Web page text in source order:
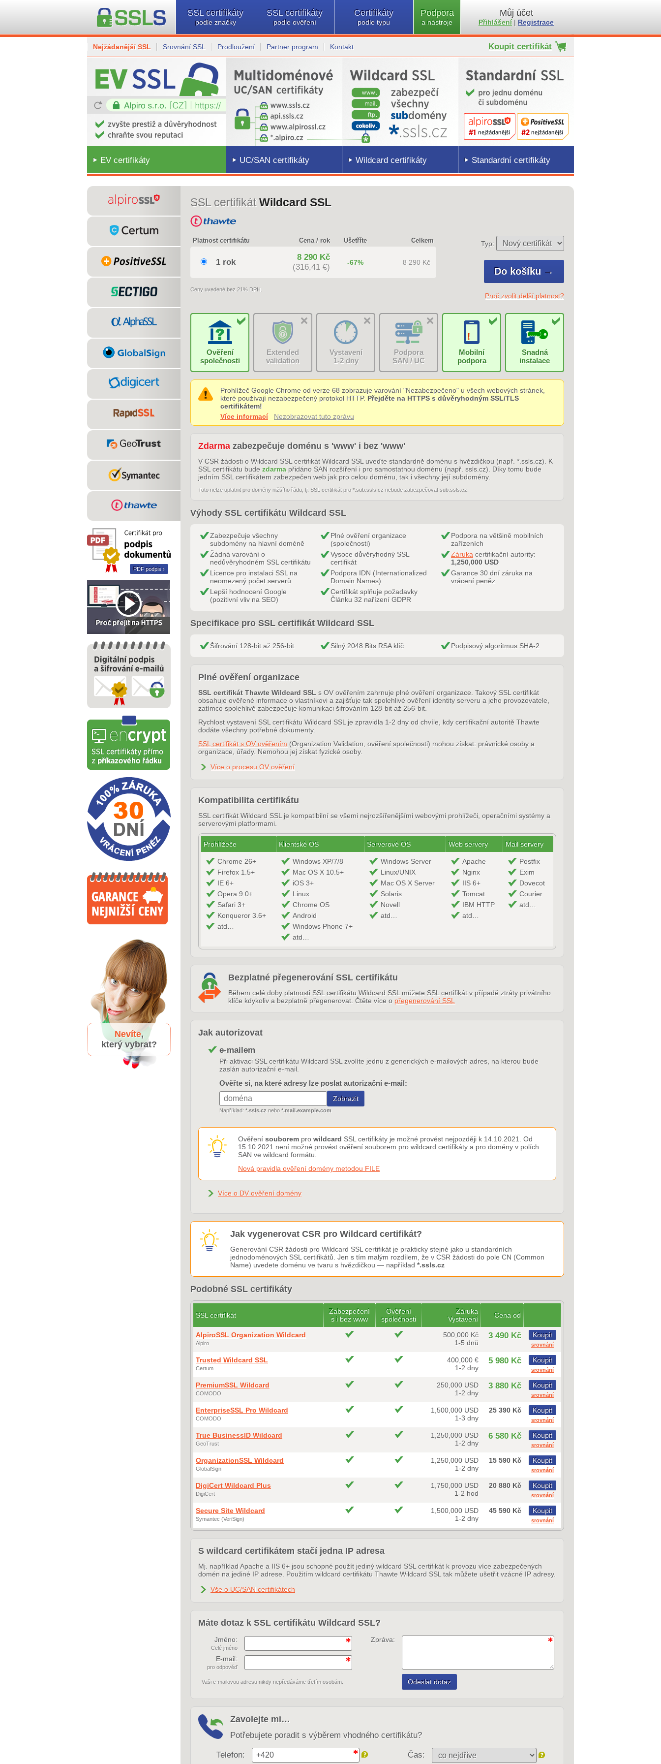
SSL certifikáty
podle značky
SSL certifikáty
podle ověření
Certifikáty
podle typu
Podpora
a nástroje
Můj účet
Přihlášení| Registrace
Nejžádanější SSL Srovnání SSL Prodloužení Partner program Kontakt Koupit certifikát
EV certifikáty UC/SAN certifikáty Wildcard certifikáty Standardní certifikáty
PDF podpis ›
Nevíte,
který vybrat?
SSL certifikátWildcard SSL
Platnost certifikátu Cena / rok Ušetříte Celkem
1 rok
8 290 Kč
(316,41 €)
-67% 8 290 Kč
Ceny uvedené bez 21% DPH.
Typ:
Proč zvolit delší platnost?
Ověření
společnosti
Extended
validation
Vystavení
1-2 dny
Podpora
SAN / UC
Mobilní
podpora
Snadná
instalace
Prohlížeč Google Chrome od verze 68 zobrazuje varování "Nezabezpečeno" u všech webových stránek,
které používají nezabezpečený protokol HTTP. Přejděte na HTTPS s důvěryhodným SSL/TLS
certifikátem!
Více informací
Nezobrazovat tuto zprávu
Zdarma zabezpečuje doménu s 'www' i bez 'www'
V CSR žádosti o Wildcard SSL certifikát Wildcard SSL uveďte standardně doménu s hvězdičkou (např. *.ssls.cz). K
SSL certifikátu bude zdarma přidáno SAN rozšíření i pro samostatnou doménu (např. ssls.cz). Díky tomu bude
jedním SSL certifikátem zabezpečen web jak pro celou doménu, tak i všechny její subdomény.
Toto nelze uplatnit pro domény nižšího řádu, tj. SSL certifikát pro *.sub.ssls.cz nebude zabezpečovat sub.ssls.cz.
Výhody SSL certifikátu Wildcard SSL
Zabezpečuje všechny
subdomény na hlavní doméně
Plné ověření organizace
(společnosti)
Podpora na většině mobilních
zařízeních
Žádná varování o
nedůvěryhodném SSL certifikátu
Vysoce důvěryhodný SSL
certifikát
Záruka certifikační autority:
1,250,000 USD
Licence pro instalaci SSL na
neomezený počet serverů
Podpora IDN (Internationalized
Domain Names)
Garance 30 dní záruka na
vrácení peněz
Lepší hodnocení Google
(pozitivní vliv na SEO)
Certifikát splňuje požadavky
Článku 32 nařízení GDPR
Specifikace pro SSL certifikát Wildcard SSL
Šifrování 128-bit až 256-bit Silný 2048 Bits RSA klíč Podpisový algoritmus SHA-2
Plné ověření organizace
SSL certifikát Thawte Wildcard SSL s OV ověřením zahrnuje plné ověření organizace. Takový SSL certifikát
obsahuje ověřené informace o vlastníkovi a zajišťuje tak spolehlivé ověření identity serveru a jeho provozovatele,
zatímco spolehlivě zabezpečuje komunikaci šifrováním 128-bit až 256-bit.
Rychlost vystavení SSL certifikátu Wildcard SSL je zpravidla 1-2 dny od chvíle, kdy certifikační autoritě Thawte
dodáte všechny potřebné dokumenty.
SSL certifikát s OV ověřením (Organization Validation, ověření společnosti) mohou získat: právnické osoby a
organizace, úřady. Nemohou jej získat fyzické osoby.
Více o procesu OV ověření
Kompatibilita certifikátu
SSL certifikát Wildcard SSL je kompatibilní se všemi nejrozšířenějšími webovými prohlížeči, operačními systémy a
serverovými platformami.
Prohlížeče Klientské OS Serverové OS Web servery Mail servery
Chrome 26+
Firefox 1.5+
IE 6+
Opera 9.0+
Safari 3+
Konqueror 3.6+
atd…
Windows XP/7/8
Mac OS X 10.5+
iOS 3+
Linux
Chrome OS
Android
Windows Phone 7+
atd…
Windows Server
Linux/UNIX
Mac OS X Server
Solaris
Novell
atd…
Apache
Nginx
IIS 6+
Tomcat
IBM HTTP
atd…
Postfix
Exim
Dovecot
Courier
atd…
Bezplatné přegenerování SSL certifikátu
Během celé doby platnosti SSL certifikátu Wildcard SSL můžete SSL certifikát v případě ztráty privátního
klíče kdykoliv a bezplatně přegenerovat. Čtěte více o přegenerování SSL
Jak autorizovat
e-mailem
Při aktivaci SSL certifikátu Wildcard SSL zvolíte jednu z generických e-mailových adres, na kterou bude
zaslán autorizační e-mail.
Ověřte si, na které adresy lze poslat autorizační e-mail:
Například: *.ssls.cz nebo *.mail.example.com
Ověření souborem pro wildcard SSL certifikáty je možné provést nejpozději k 14.10.2021. Od
15.10.2021 není možné provést ověření souborem pro wildcard certifikáty a pro domény v polích
SAN ve wildcard formátu.
Nová pravidla ověření domény metodou FILE
Více o DV ověření domény
Jak vygenerovat CSR pro Wildcard certifikát?
Generování CSR žádosti pro Wildcard SSL certifikát je prakticky stejné jako u standardních
jednodoménových SSL certifikátů. Jen s tím malým rozdílem, že v CSR žádosti do pole CN (Common
Name) uvedete doménu ve tvaru s hvězdičkou — například *.ssls.cz
Podobné SSL certifikáty
SSL certifikát
Zabezpečení
s i bez www
Ověření
společnosti
Záruka
Vystavení
Cena od
AlpiroSSL Organization Wildcard
Alpiro
500,000 Kč
1-5 dnů
3 490 Kč Koupit
srovnání
Trusted Wildcard SSL
Certum
400,000 €
1-2 dny
5 980 Kč Koupit
srovnání
PremiumSSL Wildcard
COMODO
250,000 USD
1-2 dny
3 880 Kč Koupit
srovnání
EnterpriseSSL Pro Wildcard
COMODO
1,500,000 USD
1-3 dny
25 390 Kč Koupit
srovnání
True BusinessID Wildcard
GeoTrust
1,250,000 USD
1-2 dny
6 580 Kč Koupit
srovnání
OrganizationSSL Wildcard
GlobalSign
1,250,000 USD
1-2 dny
15 590 Kč Koupit
srovnání
DigiCert Wildcard Plus
DigiCert
1,750,000 USD
1-2 hod
20 880 Kč Koupit
srovnání
Secure Site Wildcard
Symantec (VeriSign)
1,500,000 USD
1-2 dny
45 590 Kč Koupit
srovnání
S wildcard certifikátem stačí jedna IP adresa
Mj. například Apache a IIS 6+ jsou schopné použít jediný wildcard SSL certifikát k provozu více zabezpečených
domén na jediné IP adrese. Použitím wildcard certifikátu Thawte Wildcard SSL tak můžete ušetřit vzácné IP adresy.
Vše o UC/SAN certifikátech
Máte dotaz k SSL certifikátu Wildcard SSL?
Jméno:
Celé jméno
Zpráva:
E-mail:
pro odpověď
Vaši e-mailovou adresu nikdy nepředáváme třetím osobám.
Zavolejte mi…
Potřebujete poradit s výběrem vhodného certifikátu?
Telefon: Čas: